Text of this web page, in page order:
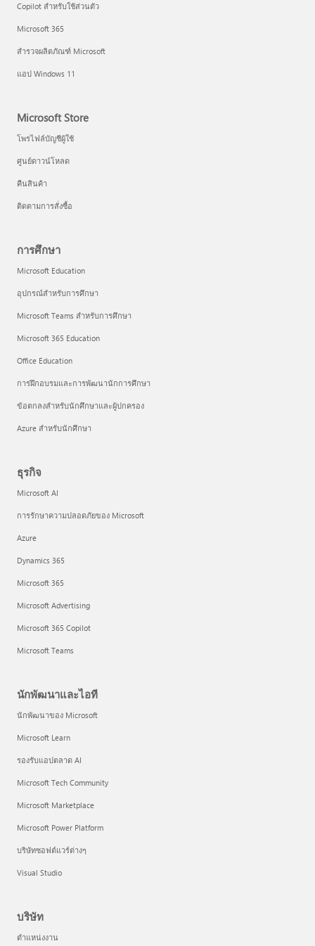
Copilot สำหรับใช้ส่วนตัว
Microsoft 365
สำรวจผลิตภัณฑ์ Microsoft
แอป Windows 11
Microsoft Store
โพรไฟล์บัญชีผู้ใช้
ศูนย์ดาวน์โหลด
คืนสินค้า
ติดตามการสั่งซื้อ
การศึกษา
Microsoft Education
อุปกรณ์สำหรับการศึกษา
Microsoft Teams สำหรับการศึกษา
Microsoft 365 Education
Office Education
การฝึกอบรมและการพัฒนานักการศึกษา
ข้อตกลงสำหรับนักศึกษาและผู้ปกครอง
Azure สำหรับนักศึกษา
ธุรกิจ
Microsoft AI
การรักษาความปลอดภัยของ Microsoft
Azure
Dynamics 365
Microsoft 365
Microsoft Advertising
Microsoft 365 Copilot
Microsoft Teams
นักพัฒนาและไอที
นักพัฒนาของ Microsoft
Microsoft Learn
รองรับแอปตลาด AI
Microsoft Tech Community
Microsoft Marketplace
Microsoft Power Platform
บริษัทซอฟต์แวร์ต่างๆ
Visual Studio
บริษัท
ตำแหน่งงาน